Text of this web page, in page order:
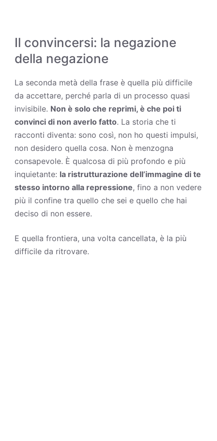
Il convincersi: la negazione
della negazione
La seconda metà della frase è quella più difficile
da accettare, perché parla di un processo quasi
invisibile. Non è solo che reprimi, è che poi ti
convinci di non averlo fatto. La storia che ti
racconti diventa: sono così, non ho questi impulsi,
non desidero quella cosa. Non è menzogna
consapevole. È qualcosa di più profondo e più
inquietante: la ristrutturazione dell’immagine di te
stesso intorno alla repressione, fino a non vedere
più il confine tra quello che sei e quello che hai
deciso di non essere.
E quella frontiera, una volta cancellata, è la più
difficile da ritrovare.